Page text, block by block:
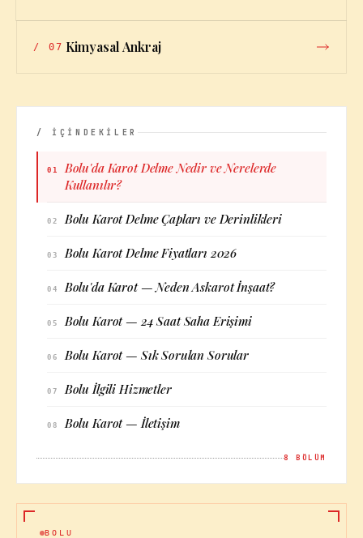
/ 07 Kimyasal Ankraj
/ İÇİNDEKİLER
01
Bolu'da Karot Delme Nedir ve Nerelerde
Kullanılır?
02 Bolu Karot Delme Çapları ve Derinlikleri
03 Bolu Karot Delme Fiyatları 2026
04 Bolu'da Karot — Neden Askarot İnşaat?
05 Bolu Karot — 24 Saat Saha Erişimi
06 Bolu Karot — Sık Sorulan Sorular
07 Bolu İlgili Hizmetler
08 Bolu Karot — İletişim
8 BÖLÜM
BOLU